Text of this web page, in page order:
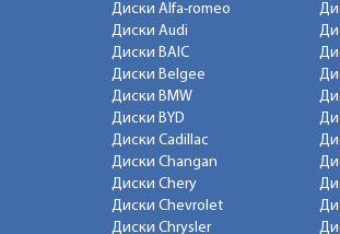
Диски Alfa-romeo
Диски Audi
Диски BAIC
Диски Belgee
Диски BMW
Диски BYD
Диски Cadillac
Диски Changan
Диски Chery
Диски Chevrolet
Диски Chrysler